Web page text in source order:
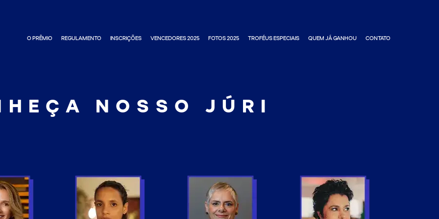
O PRÊMIO REGULAMENTO INSCRIÇÕES VENCEDORES 2025 FOTOS 2025 TROFÉUS ESPECIAIS QUEM JÁ GANHOU CONTATO
NOSSO JÚRI